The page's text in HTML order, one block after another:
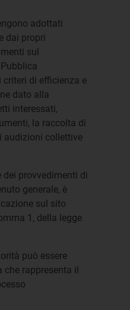
adottati
dai propri
sul
di efficienza e
dato alla
interessati,
la raccolta di
audizioni collettive
provvedimenti di
generale, è
sul sito
1, della legge
può essere
che rappresenta il